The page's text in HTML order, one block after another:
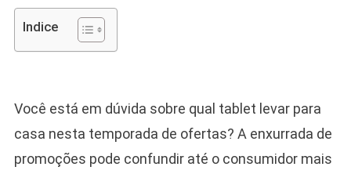
Indice
Você está em dúvida sobre qual tablet levar para
casa nesta temporada de ofertas? A enxurrada de
promoções pode confundir até o consumidor mais